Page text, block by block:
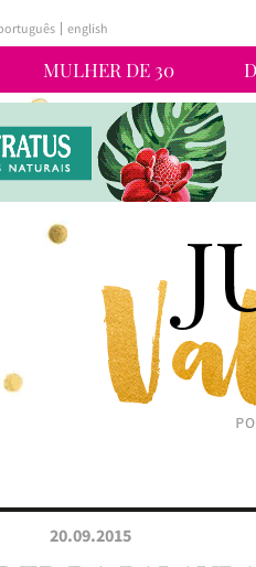
MULHER DE 30
english
20.09.2015